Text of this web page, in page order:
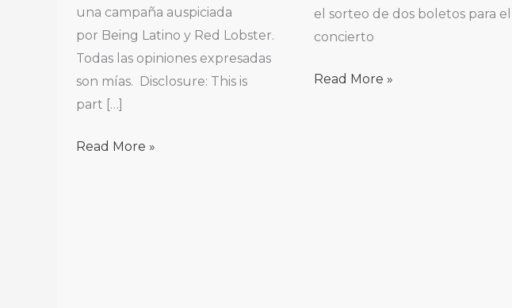
una campaña auspiciada
por Being Latino y Red Lobster.
Todas las opiniones expresadas
son mías. Disclosure: This is
part […]
/
More
Options,
Lower
Prices
Read More »
el sorteo de dos boletos para el
concierto
winner
is…
Read More »